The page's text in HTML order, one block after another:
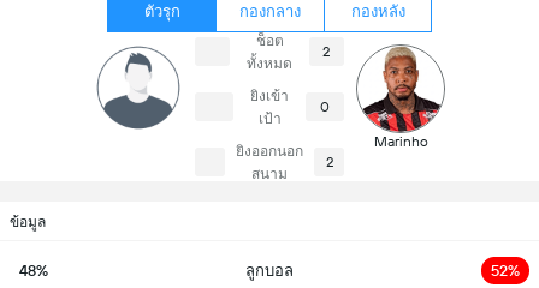
ตัวรุก กองกลาง กองหลัง
ช็อต
ทั้งหมด
2
ยิงเข้า
เป้า
0
ยิงออกนอก
สนาม
2
Marinho
ข้อมูล
48% ลูกบอล 52%